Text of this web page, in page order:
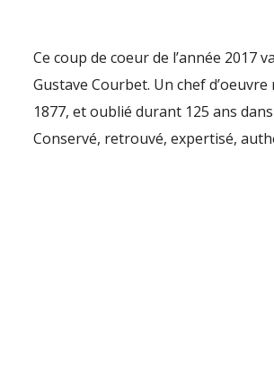
Ce coup de coeur de l’année 2017
Gustave Courbet. Un chef
1877, et oublié durant 125 ans
Conservé, retrouvé, expertisé,